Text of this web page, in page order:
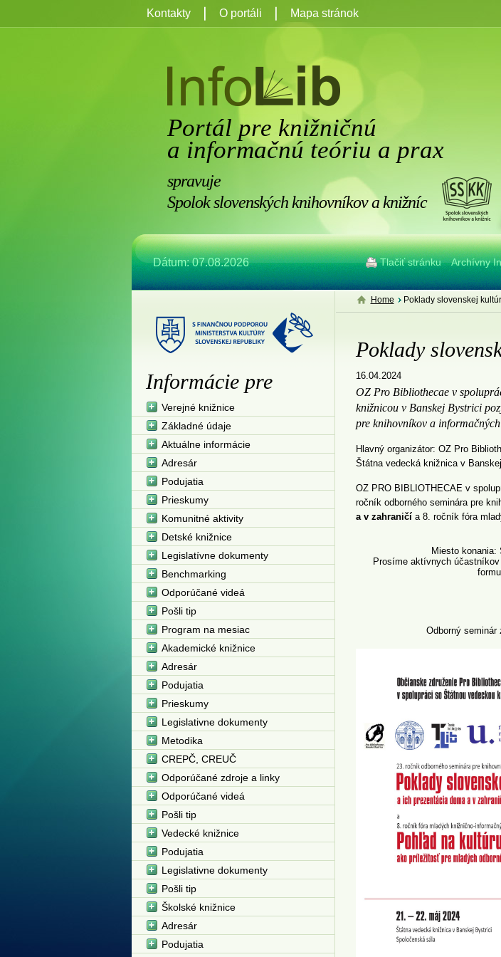
Portál pre knižničnú
a informačnú teóriu a prax
spravuje
Spolok slovenských knihovníkov a knižníc
Dátum: 07.08.2026 Tlačiť stránku Archívny
Kontakty O portáli Mapa stránok
Home Poklady slovenskej
Poklady
16.04.2024
OZ Pro Bibliothecae v
knižnicou v Banskej Bystrici
pre knihovníkov a
Hlavný organizátor: OZ Pro
Štátna vedecká knižnica v
OZ PRO BIBLIOTHECAE v
ročník odborného seminára pre
a v zahraničí a 8. ročník fóra
Miesto
Prosíme aktívnych
Odborný seminár
Informácie pre
Verejné knižnice
Základné údaje
Aktuálne informácie
Adresár
Podujatia
Prieskumy
Komunitné aktivity
Detské knižnice
Legislatívne dokumenty
Benchmarking
Odporúčané videá
Pošli tip
Program na mesiac
Akademické knižnice
Adresár
Podujatia
Prieskumy
Legislativne dokumenty
Metodika
CREPČ, CREUČ
Odporúčané zdroje a linky
Odporúčané videá
Pošli tip
Vedecké knižnice
Podujatia
Legislativne dokumenty
Pošli tip
Školské knižnice
Adresár
Podujatia